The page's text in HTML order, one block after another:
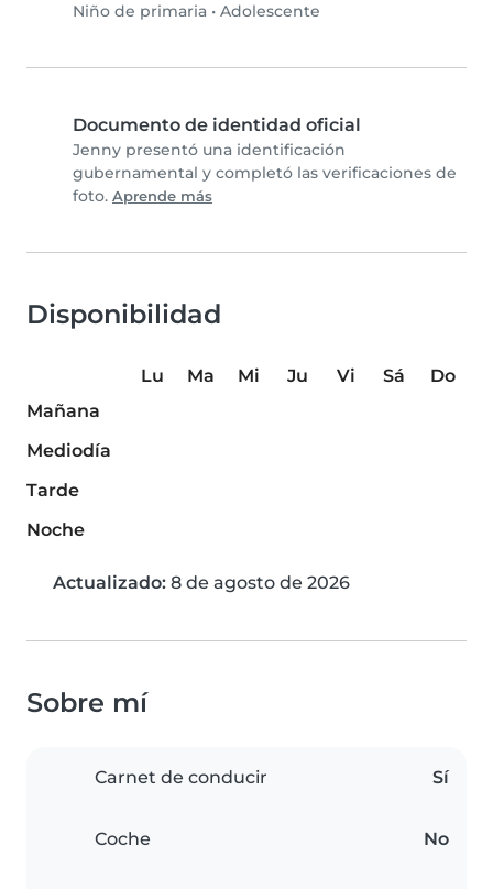
Niño de primaria • Adolescente
Documento de identidad oficial
Jenny presentó una identificación
gubernamental y completó las verificaciones de
foto. Aprende más
Disponibilidad
Lu Ma Mi Ju Vi Sá
Do
Mañana
Mediodía
Tarde
Noche
Actualizado: 8 de agosto de 2026
Sobre mí
Carnet de conducir Sí
Coche No